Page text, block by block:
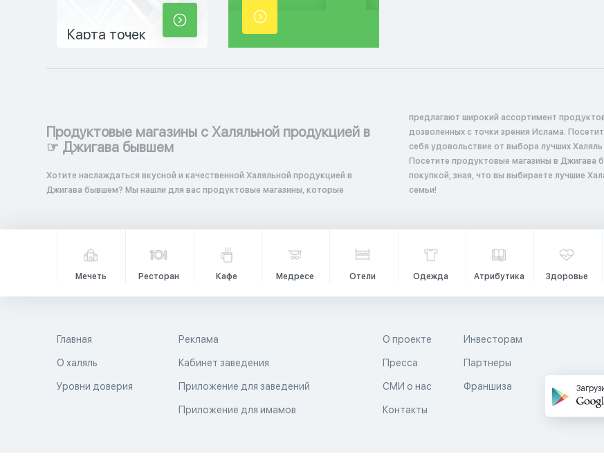
Карта точек
Продуктовые магазины с Халяльной продукцией в
☞ Джигава бывшем
Хотите наслаждаться вкусной и качественной Халяльной продукцией в
Джигава бывшем? Мы нашли для вас продуктовые магазины, которые
предлагают широкий ассортимент
дозволенных с точки зрения Ислама.
себя удовольствие от выбора лучших
Посетите продуктовые магазины в Джигава
покупкой, зная, что вы выбираете лучшие
семьи!
Мечеть Ресторан Кафе Медресе Отели Одежда Атрибутика Здоровье
Главная
О халяль
Уровни доверия
Реклама
Кабинет заведения
Приложение для заведений
Приложение для имамов
О проекте
Пресса
СМИ о нас
Контакты
Инвесторам
Партнеры
Франшиза